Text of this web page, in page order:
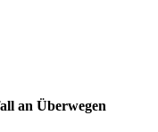
an Überwegen